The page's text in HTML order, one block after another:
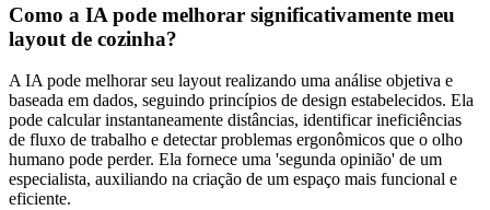
Como a IA pode melhorar significativamente meu
layout de cozinha?
A IA pode melhorar seu layout realizando uma análise objetiva e
baseada em dados, seguindo princípios de design estabelecidos. Ela
pode calcular instantaneamente distâncias, identificar ineficiências
de fluxo de trabalho e detectar problemas ergonômicos que o olho
humano pode perder. Ela fornece uma 'segunda opinião' de um
especialista, auxiliando na criação de um espaço mais funcional e
eficiente.